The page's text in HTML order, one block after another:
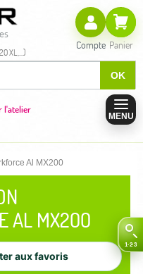
XL,...)
OK
Compte Panier
l'atelier
MENU
Al MX200
AL MX200
aux favoris